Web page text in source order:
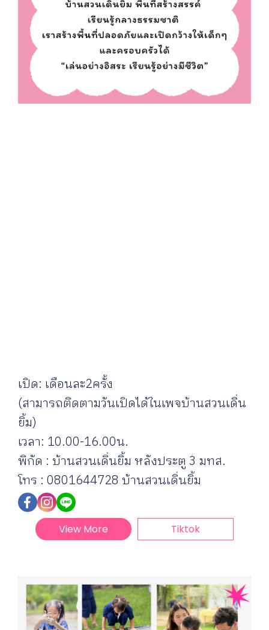
เปิด: เดือนละ2ครั้ง
(สามารถติดตามวันเปิดได้ในเพจบ้านสวนเดิ่น
ยิ้ม)
เวลา: 10.00-16.00น.
พิกัด : บ้านสวนเดิ่นยิ้ม หลังประตู 3 มทส.
โทร : 0801644728 บ้านสวนเดิ่นยิ้ม
View More Tiktok